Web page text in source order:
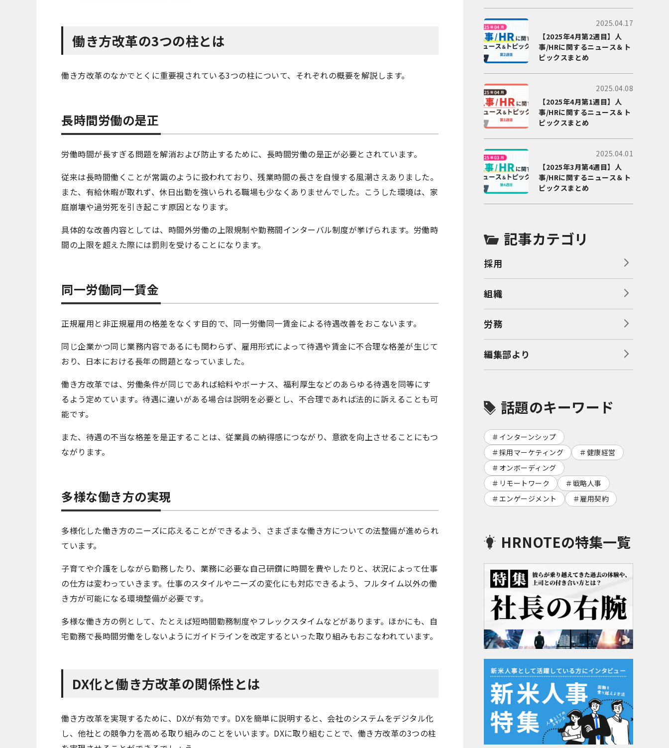
働き方改革の3つの柱とは
働き方改革のなかでとくに重要視されている3つの柱について、それぞれの概要を解説します。
長時間労働の是正
労働時間が長すぎる問題を解消および防止するために、長時間労働の是正が必要とされています。
従来は長時間働くことが常識のように扱われており、残業時間の長さを自慢する風潮さえありました。
また、有給休暇が取れず、休日出勤を強いられる職場も少なくありませんでした。こうした環境は、家
庭崩壊や過労死を引き起こす原因となります。
具体的な改善内容としては、時間外労働の上限規制や勤務間インターバル制度が挙げられます。労働時
間の上限を超えた際には罰則を受けることになります。
同一労働同一賃金
正規雇用と非正規雇用の格差をなくす目的で、同一労働同一賃金による待遇改善をおこないます。
同じ企業かつ同じ業務内容であるにも関わらず、雇用形式によって待遇や賃金に不合理な格差が生じて
おり、日本における長年の問題となっていました。
働き方改革では、労働条件が同じであれば給料やボーナス、福利厚生などのあらゆる待遇を同等にす
るよう定めています。待遇に違いがある場合は説明を必要とし、不合理であれば法的に訴えることも可
能です。
また、待遇の不当な格差を是正することは、従業員の納得感につながり、意欲を向上させることにもつ
ながります。
多様な働き方の実現
多様化した働き方のニーズに応えることができるよう、さまざまな働き方についての法整備が進められ
ています。
子育てや介護をしながら勤務したり、業務に必要な自己研鑽に時間を費やしたりと、状況によって仕事
の仕方は変わっていきます。仕事のスタイルやニーズの変化にも対応できるよう、フルタイム以外の働
き方が可能になる環境整備が必要です。
多様な働き方の例として、たとえば短時間勤務制度やフレックスタイムなどがあります。ほかにも、自
宅勤務で長時間労働をしないようにガイドラインを改定するといった取り組みもおこなわれています。
DX化と働き方改革の関係性とは
働き方改革を実現するために、DXが有効です。DXを簡単に説明すると、会社のシステムをデジタル化
し、他社との競争力を高める取り組みのことをいいます。DXに取り組むことで、働き方改革の3つの柱
2025.04.17
【2025年4月第2週目】人
事/HRに関するニュース＆ト
ピックスまとめ
2025.04.08
【2025年4月第1週目】人
事/HRに関するニュース＆ト
ピックスまとめ
2025.04.01
【2025年3月第4週目】人
事/HRに関するニュース＆ト
ピックスまとめ
記事カテゴリ
採用
組織
労務
編集部より
話題のキーワード
インターンシップ
採用マーケティング
健康経営
オンボーディング
リモートワーク
戦略人事
エンゲージメント
雇用契約
HRNOTEの特集一覧